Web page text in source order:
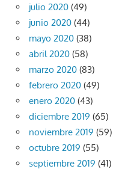
julio 2020 (49)
junio 2020 (44)
mayo 2020 (38)
abril 2020 (58)
marzo 2020 (83)
febrero 2020 (49)
enero 2020 (43)
diciembre 2019 (65)
noviembre 2019 (59)
octubre 2019 (55)
septiembre 2019 (41)